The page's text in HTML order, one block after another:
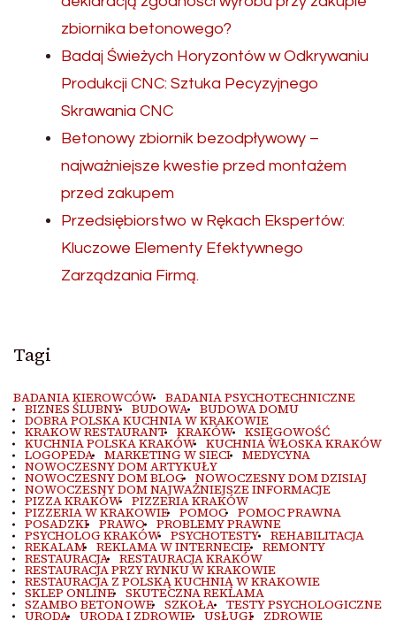
zbiornika betonowego?
Badaj Świeżych Horyzontów w Odkrywaniu
Produkcji CNC: Sztuka Pecyzyjnego
Skrawania CNC
Betonowy zbiornik bezodpływowy –
najważniejsze kwestie przed montażem
przed zakupem
Przedsiębiorstwo w Rękach Ekspertów:
Kluczowe Elementy Efektywnego
Zarządzania Firmą.
Tagi
BADANIA KIEROWCÓW BADANIA PSYCHOTECHNICZNE
BIZNES ŚLUBNY BUDOWA BUDOWA DOMU
DOBRA POLSKA KUCHNIA W KRAKOWIE
KRAKOW RESTAURANT KRAKÓW KSIĘGOWOŚĆ
KUCHNIA POLSKA KRAKÓW KUCHNIA WŁOSKA KRAKÓW
LOGOPEDA MARKETING W SIECI MEDYCYNA
NOWOCZESNY DOM ARTYKUŁY
NOWOCZESNY DOM BLOG NOWOCZESNY DOM DZISIAJ
NOWOCZESNY DOM NAJWAŻNIEJSZE INFORMACJE
PIZZA KRAKÓW PIZZERIA KRAKÓW
PIZZERIA W KRAKOWIE POMOC POMOC PRAWNA
POSADZKI PRAWO PROBLEMY PRAWNE
PSYCHOLOG KRAKÓW PSYCHOTESTY REHABILITACJA
REKALAM REKLAMA W INTERNECIE REMONTY
RESTAURACJA RESTAURACJA KRAKÓW
RESTAURACJA PRZY RYNKU W KRAKOWIE
RESTAURACJA Z POLSKĄ KUCHNIĄ W KRAKOWIE
SKLEP ONLINE SKUTECZNA REKLAMA
SZAMBO BETONOWE SZKOŁA TESTY PSYCHOLOGICZNE
URODA URODA I ZDROWIE USŁUGI ZDROWIE